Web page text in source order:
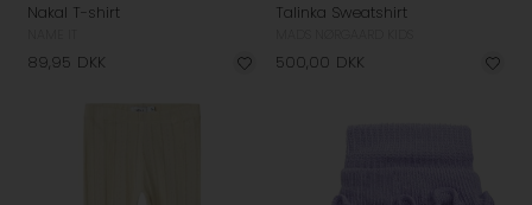
Nakal T-shirt
89,95 DKK
Talinka Sweatshirt
500,00 DKK